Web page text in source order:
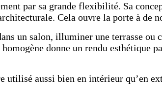
par sa grande flexibilité. Sa
Cela ouvre la porte à
un salon, illuminer une terrasse
donne un rendu esthétique
utilisé aussi bien en intérieur qu’en